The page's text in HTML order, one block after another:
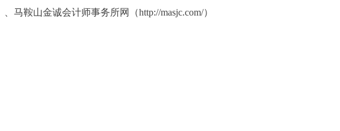
、马鞍山金诚会计师事务所网（http://masjc.com/）